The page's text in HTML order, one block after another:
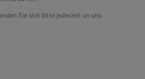
Sie sich bitte jederzeit an uns.